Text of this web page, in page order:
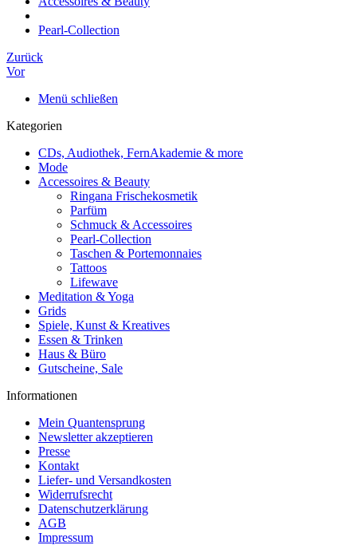
Pearl-Collection
Zurück
Vor
Menü schließen
Kategorien
CDs, Audiothek, FernAkademie & more
Mode
Accessoires & Beauty
Ringana Frischekosmetik
Parfüm
Schmuck & Accessoires
Pearl-Collection
Taschen & Portemonnaies
Tattoos
Lifewave
Meditation & Yoga
Grids
Spiele, Kunst & Kreatives
Essen & Trinken
Haus & Büro
Gutscheine, Sale
Informationen
Mein Quantensprung
Newsletter akzeptieren
Presse
Kontakt
Liefer- und Versandkosten
Widerrufsrecht
Datenschutzerklärung
AGB
Impressum